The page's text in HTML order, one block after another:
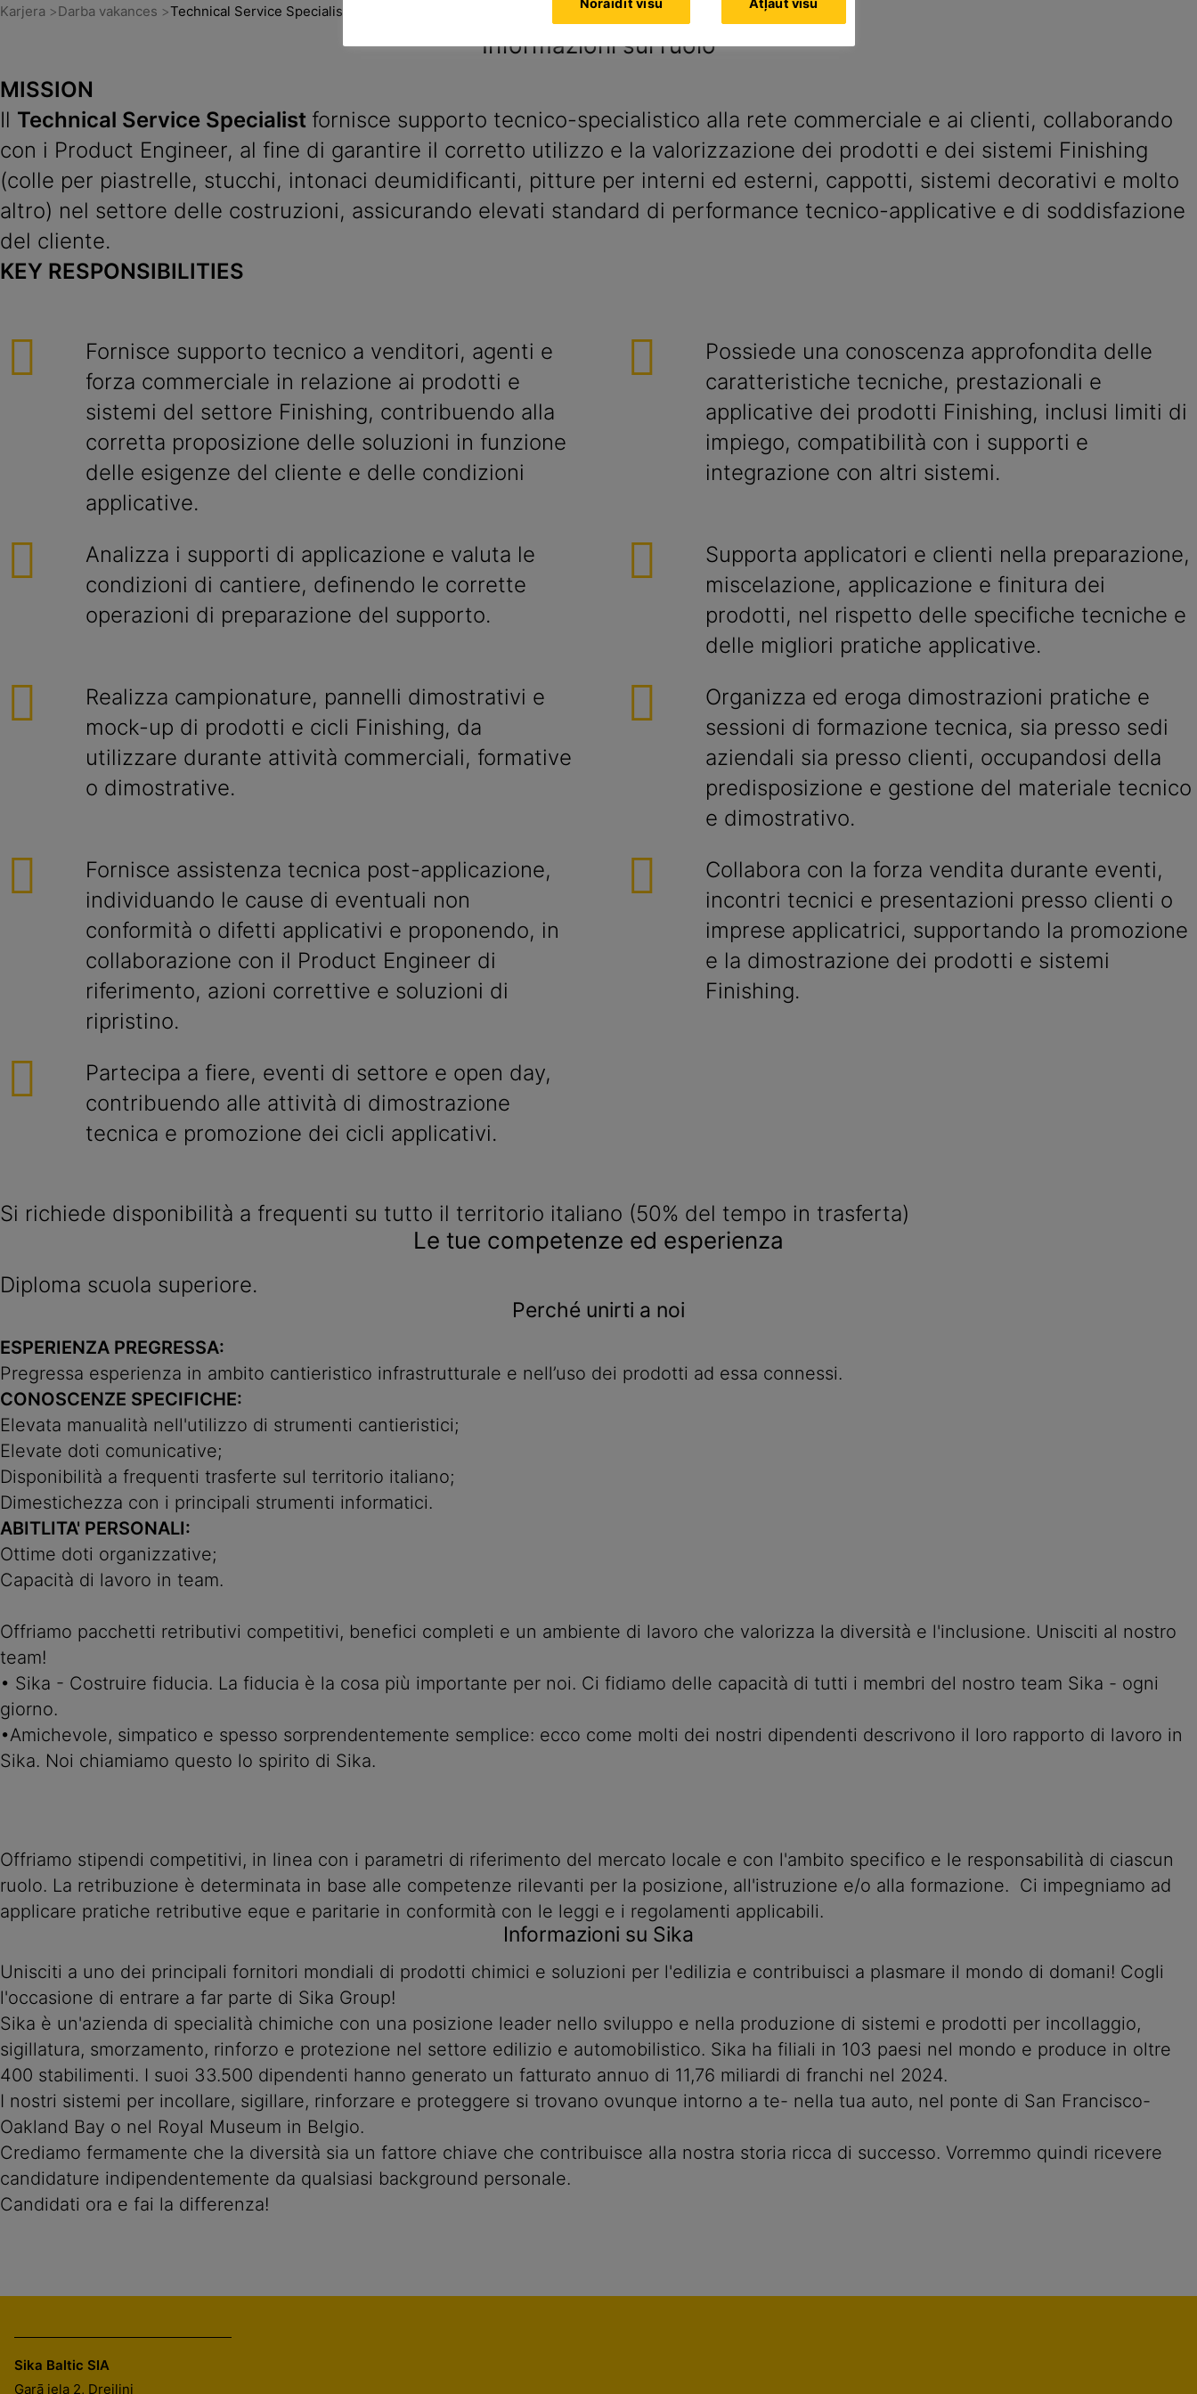
Karjera Darba vakances Technical Service Specialist - Finishing
Informazioni sul ruolo
MISSION
Il Technical Service Specialist fornisce supporto tecnico-specialistico alla rete commerciale e ai clienti, collaborando
con i Product Engineer, al fine di garantire il corretto utilizzo e la valorizzazione dei prodotti e dei sistemi Finishing
(colle per piastrelle, stucchi, intonaci deumidificanti, pitture per interni ed esterni, cappotti, sistemi decorativi e molto
altro) nel settore delle costruzioni, assicurando elevati standard di performance tecnico-applicative e di soddisfazione
del cliente.
KEY RESPONSIBILITIES
Fornisce supporto tecnico a venditori, agenti e
forza commerciale in relazione ai prodotti e
sistemi del settore Finishing, contribuendo alla
corretta proposizione delle soluzioni in funzione
delle esigenze del cliente e delle condizioni
applicative.
Possiede una conoscenza approfondita delle
caratteristiche tecniche, prestazionali e
applicative dei prodotti Finishing, inclusi limiti di
impiego, compatibilità con i supporti e
integrazione con altri sistemi.
Analizza i supporti di applicazione e valuta le
condizioni di cantiere, definendo le corrette
operazioni di preparazione del supporto.
Supporta applicatori e clienti nella preparazione,
miscelazione, applicazione e finitura dei
prodotti, nel rispetto delle specifiche tecniche e
delle migliori pratiche applicative.
Realizza campionature, pannelli dimostrativi e
mock-up di prodotti e cicli Finishing, da
utilizzare durante attività commerciali, formative
o dimostrative.
Organizza ed eroga dimostrazioni pratiche e
sessioni di formazione tecnica, sia presso sedi
aziendali sia presso clienti, occupandosi della
predisposizione e gestione del materiale tecnico
e dimostrativo.
Fornisce assistenza tecnica post-applicazione,
individuando le cause di eventuali non
conformità o difetti applicativi e proponendo, in
collaborazione con il Product Engineer di
riferimento, azioni correttive e soluzioni di
ripristino.
Collabora con la forza vendita durante eventi,
incontri tecnici e presentazioni presso clienti o
imprese applicatrici, supportando la promozione
e la dimostrazione dei prodotti e sistemi
Finishing.
Partecipa a fiere, eventi di settore e open day,
contribuendo alle attività di dimostrazione
tecnica e promozione dei cicli applicativi.
Si richiede disponibilità a frequenti su tutto il territorio italiano (50% del tempo in trasferta)
Le tue competenze ed esperienza
Diploma scuola superiore.
Perché unirti a noi
ESPERIENZA PREGRESSA:
Pregressa esperienza in ambito cantieristico infrastrutturale e nell’uso dei prodotti ad essa connessi.
CONOSCENZE SPECIFICHE:
Elevata manualità nell'utilizzo di strumenti cantieristici;
Elevate doti comunicative;
Disponibilità a frequenti trasferte sul territorio italiano;
Dimestichezza con i principali strumenti informatici.
ABITLITA' PERSONALI:
Ottime doti organizzative;
Capacità di lavoro in team.
Offriamo pacchetti retributivi competitivi, benefici completi e un ambiente di lavoro che valorizza la diversità e l'inclusione. Unisciti al nostro
team!
• Sika - Costruire fiducia. La fiducia è la cosa più importante per noi. Ci fidiamo delle capacità di tutti i membri del nostro team Sika - ogni
giorno.
•Amichevole, simpatico e spesso sorprendentemente semplice: ecco come molti dei nostri dipendenti descrivono il loro rapporto di lavoro in
Sika. Noi chiamiamo questo lo spirito di Sika.
Offriamo stipendi competitivi, in linea con i parametri di riferimento del mercato locale e con l'ambito specifico e le responsabilità di ciascun
ruolo. La retribuzione è determinata in base alle competenze rilevanti per la posizione, all'istruzione e/o alla formazione. Ci impegniamo ad
applicare pratiche retributive eque e paritarie in conformità con le leggi e i regolamenti applicabili.
Informazioni su Sika
Unisciti a uno dei principali fornitori mondiali di prodotti chimici e soluzioni per l'edilizia e contribuisci a plasmare il mondo di domani! Cogli
l'occasione di entrare a far parte di Sika Group!
Sika è un'azienda di specialità chimiche con una posizione leader nello sviluppo e nella produzione di sistemi e prodotti per incollaggio,
sigillatura, smorzamento, rinforzo e protezione nel settore edilizio e automobilistico. Sika ha filiali in 103 paesi nel mondo e produce in oltre
400 stabilimenti. I suoi 33.500 dipendenti hanno generato un fatturato annuo di 11,76 miliardi di franchi nel 2024.
I nostri sistemi per incollare, sigillare, rinforzare e proteggere si trovano ovunque intorno a te- nella tua auto, nel ponte di San Francisco-
Oakland Bay o nel Royal Museum in Belgio.
Crediamo fermamente che la diversità sia un fattore chiave che contribuisce alla nostra storia ricca di successo. Vorremmo quindi ricevere
candidature indipendentemente da qualsiasi background personale.
Candidati ora e fai la differenza!
Sika Baltic SIA
Garā iela 2, Dreiliņi
Noraidīt visu Atļaut visu